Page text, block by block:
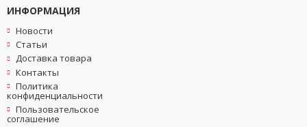
ИНФОРМАЦИЯ
Новости
Статьи
Доставка товара
Контакты
Политика
конфиденциальности
Пользовательское
соглашение